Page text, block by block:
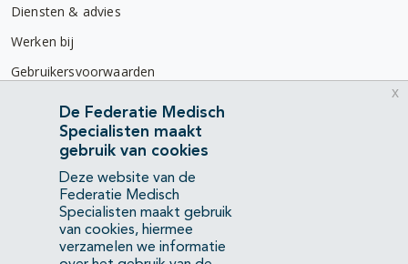
Diensten & advies
Werken bij
Gebruikersvoorwaarden
Privacyverklaring
Contact
Mercatorlaan 1200
3528 BL Utrecht
(088) 505 34 34
De Federatie Medisch
Specialisten maakt
gebruik van cookies
Deze website van de
Federatie Medisch
Specialisten maakt gebruik
van cookies, hiermee
verzamelen we informatie
x